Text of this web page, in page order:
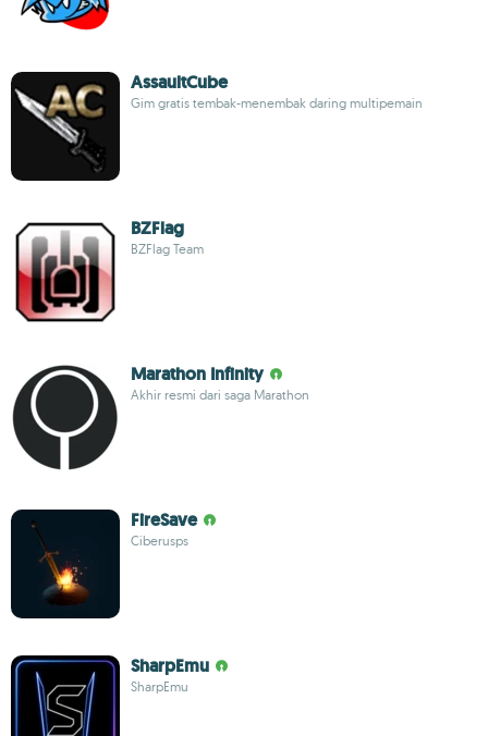
AssaultCube
Gim gratis tembak-menembak daring multipemain
BZFlag
BZFlag Team
Marathon Infinity
Akhir resmi dari saga Marathon
FireSave
Ciberusps
SharpEmu
SharpEmu